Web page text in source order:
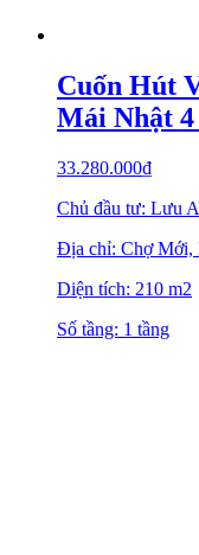
Cuốn Hút
Mái Nhật 4
33.280.000₫
Chủ đầu tư: Lưu
Địa chỉ: Chợ Mới,
Diện tích: 210 m2
Số tầng: 1 tầng